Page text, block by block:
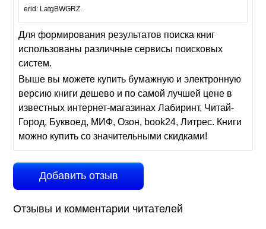
erid: LatgBWGRZ.
Для формирования результатов поиска книг
использованы различные сервисы поисковых
систем.
Выше вы можете купить бумажную и электронную
версию книги дешево и по самой лучшей цене в
известных интернет-магазинах Лабиринт, Читай-
Город, Буквоед, МИФ, Озон, book24, Литрес. Книги
можно купить со значительными скидками!
Добавить отзыв
Отзывы и комментарии читателей